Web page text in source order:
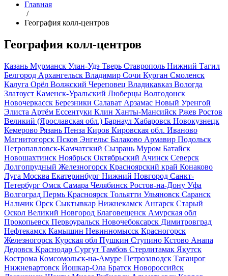
Главная
/
География колл-центров
География колл-центров
Казань Мурманск Улан-Удэ Тверь Ставрополь Нижний Тагил
Белгород Архангельск Владимир Сочи Курган Смоленск
Калуга Орёл Волжский Череповец Владикавказ Вологда
Златоуст Каменск-Уральский Люберцы Волгодонск
Новочеркасск Березники Салават Арзамас Новый Уренгой
Элиста Артём Ессентуки Клин Ханты-Мансийск Ржев Ростов
Великий (Ярославская обл.) Барнаул Хабаровск Новокузнецк
Кемерово Рязань Пенза Киров Кировская обл. Иваново
Магнитогорск Псков Энгельс Балаково Армавир Подольск
Петропавловск-Камчатский Сызрань Муром Батайск
Новошахтинск Ноябрьск Октябрьский Ачинск Северск
Долгопрудный Железногорск Красноярский край Конаково
Луга Москва Екатеринбург Нижний Новгород Санкт-
Петербург Омск Самара Челябинск Ростов-на-Дону Уфа
Волгоград Пермь Красноярск Тольятти Ульяновск Саранск
Нальчик Орск Сыктывкар Нижнекамск Ангарск Старый
Оскол Великий Новгород Благовещенск Амурская обл
Прокопьевск Первоуральск Новочебоксарск Димитровград
Нефтекамск Камышин Невинномысск Красногорск
Железногорск Курская обл Пушкин Ступино Кстово Анапа
Дедовск Краснодар Сургут Тамбов Стерлитамак Якутск
Кострома Комсомольск-на-Амуре Петрозаводск Таганрог
Нижневартовск Йошкар-Ола Братск Новороссийск